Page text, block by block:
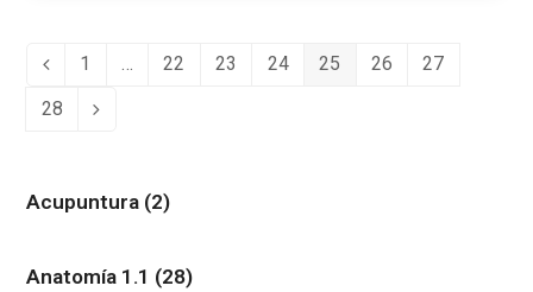
AnteriorPage
1 … Page
22 Page
23 Page
24 Page
25 Page
26 Page
27
Page
28 Siguiente
Acupuntura (2)
Anatomía 1.1 (28)